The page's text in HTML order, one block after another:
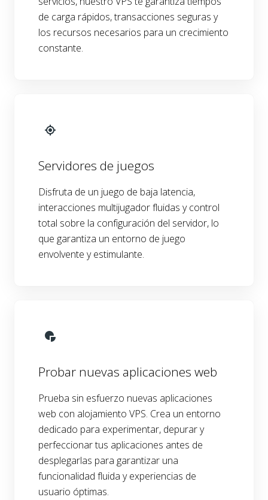
de carga rápidos, transacciones seguras y
los recursos necesarios para un crecimiento
constante.
Servidores de juegos
Disfruta de un juego de baja latencia,
interacciones multijugador fluidas y control
total sobre la configuración del servidor, lo
que garantiza un entorno de juego
envolvente y estimulante.
Probar nuevas aplicaciones web
Prueba sin esfuerzo nuevas aplicaciones
web con alojamiento VPS. Crea un entorno
dedicado para experimentar, depurar y
perfeccionar tus aplicaciones antes de
desplegarlas para garantizar una
funcionalidad fluida y experiencias de
usuario óptimas.